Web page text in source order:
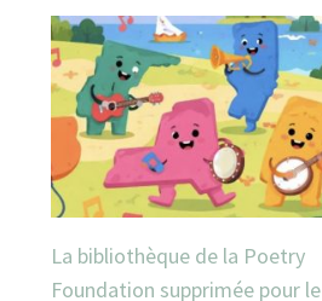
La bibliothèque de la Poetry
Foundation supprimée pour le